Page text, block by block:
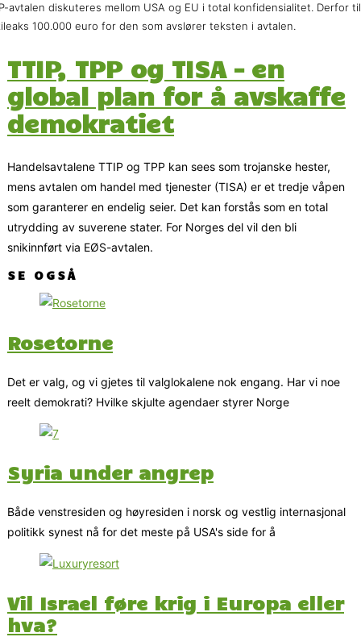
avtalen diskuteres mellom USA og EU i total konfidensialitet. Derfor
100.000 euro for den som avslører teksten i avtalen.
TTIP, TPP og TISA – en
global plan for å avskaffe
demokratiet
Handelsavtalene TTIP og TPP kan sees som trojanske hester,
mens avtalen om handel med tjenester (TISA) er et tredje våpen
som garanterer en endelig seier. Det kan forstås som en total
utrydding av suverene stater. For Norges del vil den bli
snikinnført via EØS-avtalen.
SE OGSÅ
Rosetorne
Det er valg, og vi gjetes til valglokalene nok engang. Har vi noe
reelt demokrati? Hvilke skjulte agendaer styrer Norge
Syria under angrep
Både venstresiden og høyresiden i norsk og vestlig internasjonal
politikk synest nå for det meste på USA's side for å
Vil Israel føre krig i Europa eller
hva?